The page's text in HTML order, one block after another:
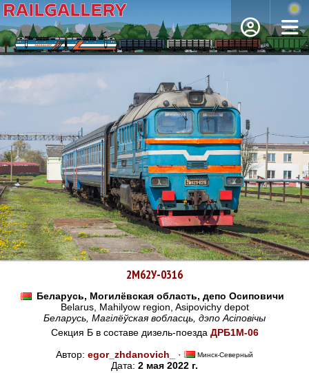
2М62У-0316
Беларусь, Могилёвская область, депо Осиповичи
Belarus, Mahilyow region, Asipovichy depot
Беларусь, Магілёўская вобласць, дэпо Асіповічы
Секция Б в составе дизель-поезда ДРБ1М-06
Автор: egor_zhdanovich_ · Минск-Северный
Дата: 2 мая 2022 г.